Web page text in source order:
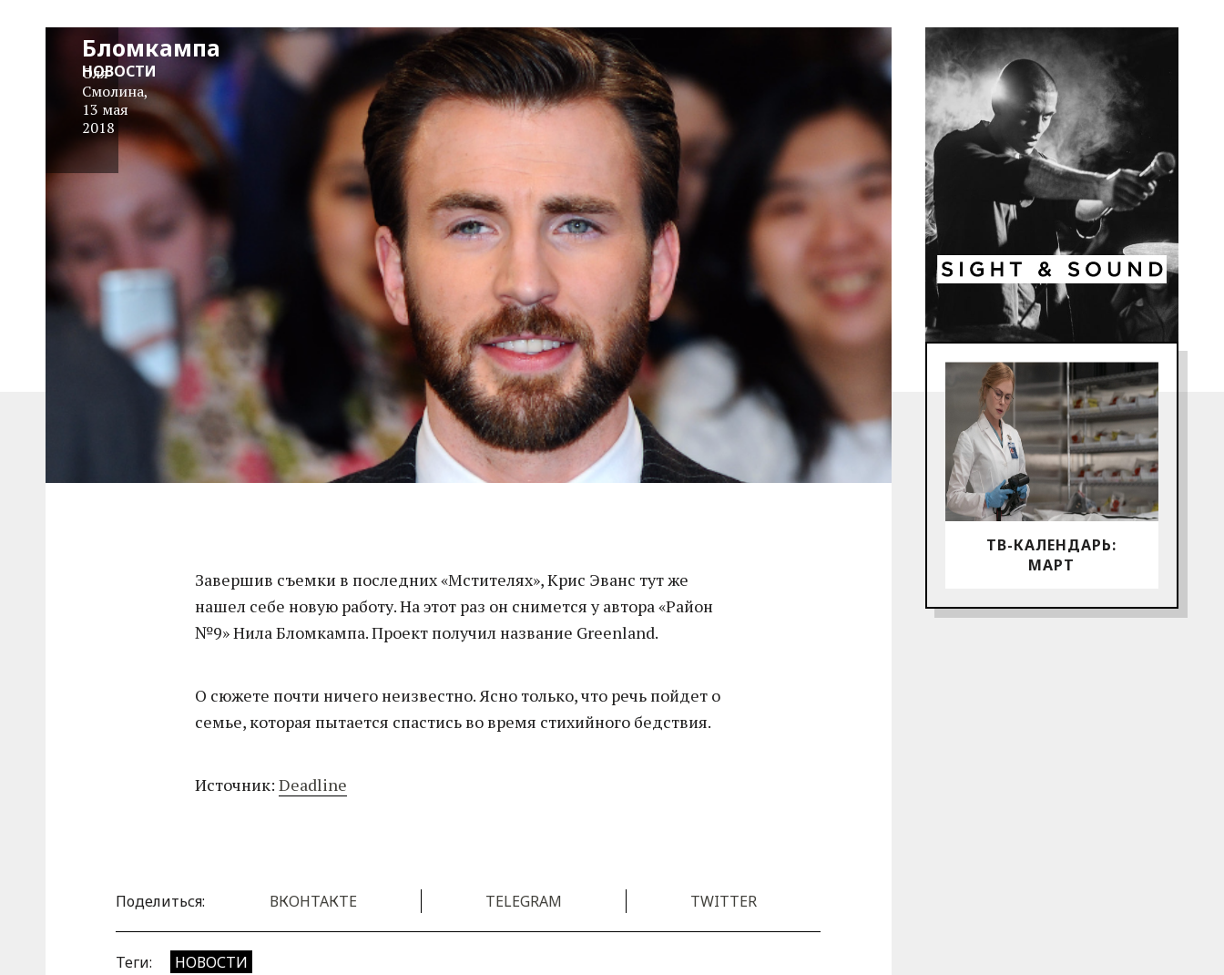
ТВ-КАЛЕНДАРЬ:
МАРТ
Бломкампа
Оля
Смолина,
13 мая
2018
НОВОСТИ
Завершив съемки в последних «Мстителях», Крис Эванс тут же
нашел себе новую работу. На этот раз он снимется у автора «Район
№9» Нила Бломкампа. Проект получил название Greenland.
О сюжете почти ничего неизвестно. Ясно только, что речь пойдет о
семье, которая пытается спастись во время стихийного бедствия.
Источник:Deadline
Поделиться: ВКОНТАКТЕ TELEGRAM TWITTER
Теги: НОВОСТИ